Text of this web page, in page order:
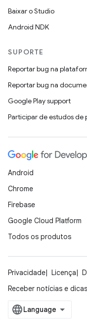
Baixar o Studio
Android NDK
SUPORTE
Reportar bug na
Reportar bug na
Google Play support
Participar de estudos de
Android
Chrome
Firebase
Google Cloud Platform
Todos os produtos
Privacidade Licença
Receber notícias e